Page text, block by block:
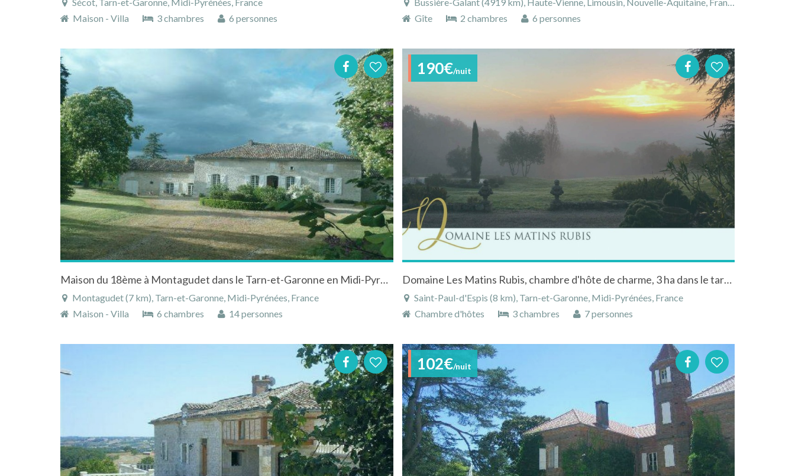
Maison - Villa
3 chambres 6 personnes
Gîte
2 chambres 6 personnes
Maison du 18ème à Montagudet dans le Tarn-et-Garonne en Midi-Pyrénées avec piscine
Montagudet (7 km), Tarn-et-Garonne, Midi-Pyrénées, France
Maison - Villa
6 chambres 14 personnes
190€/nuit
Domaine Les Matins Rubis, chambre d'hôte de charme, 3 ha dans le tarn & garonne
Saint-Paul-d'Espis (8 km), Tarn-et-Garonne, Midi-Pyrénées, France
Chambre d'hôtes
3 chambres 7 personnes
102€/nuit